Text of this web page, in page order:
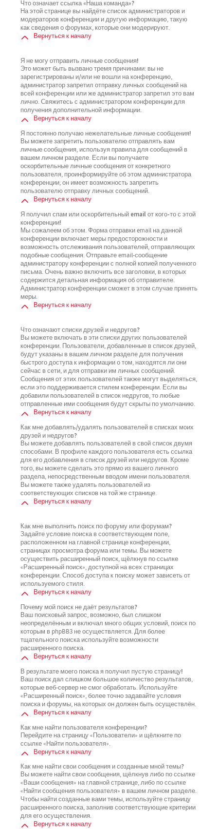
Что означает ссылка «Наша команда»?
На этой странице вы найдёте список администраторов и
модераторов конференции и другую информацию, такую
как сведения о форумах, которые они модерируют.
Вернуться к началу
Я не могу отправить личные сообщения!
Это может быть вызвано тремя причинами: вы не
зарегистрированы и/или не вошли на конференцию,
администратор запретил отправку личных сообщений на
всей конференции или же администратор запретил это вам
лично. Свяжитесь с администратором конференции для
получения дополнительной информации.
Вернуться к началу
Я постоянно получаю нежелательные личные сообщения!
Вы можете запретить пользователю отправлять вам
личные сообщения, используя правила для сообщений в
вашем личном разделе. Если вы получаете
оскорбительные личные сообщения от конкретного
пользователя, проинформируйте об этом администратора
конференции; он имеет возможность запретить
пользователю отправку личных сообщений.
Вернуться к началу
Я получил спам или оскорбительный email от кого-то с этой
конференции!
Мы сожалеем об этом. Форма отправки email на данной
конференции включает меры предосторожности и
возможность отслеживания пользователей, отправляющих
подобные сообщения. Отправьте email-сообщение
администратору конференции с полной копией полученного
письма. Очень важно включить все заголовки, в которых
содержится детальная информация об отправителе.
Администратор конференции сможет в этом случае принять
меры.
Вернуться к началу
Что означают списки друзей и недругов?
Вы можете включать в эти списки других пользователей
конференции. Пользователи, добавленные в список друзей,
будут указаны в вашем личном разделе для получения
быстрого доступа к информации о том, находятся ли они
сейчас в сети, и для отправки им личных сообщений.
Сообщения от этих пользователей также могут выделяться,
если это поддерживается стилем конференции. Если вы
добавили пользователей в список недругов, то любые
отправленные ими сообщения будут скрыты по умолчанию.
Вернуться к началу
Как мне добавлять/удалять пользователей в списках моих
друзей и недругов?
Вы можете добавлять пользователей в свой список двумя
способами. В профиле каждого пользователя есть ссылка
для его добавления в список друзей или недругов. Кроме
того, вы можете сделать это прямо из вашего личного
раздела, непосредственным вводом имени пользователя.
Вы можете также удалять пользователей из
соответствующих списков на той же странице.
Вернуться к началу
Как мне выполнить поиск по форуму или форумам?
Задайте условие поиска в соответствующем поле,
расположенном на главной странице конференции,
страницах просмотра форума или темы. Вы можете
осуществить расширенный поиск, щёлкнув по ссылке
«Расширенный поиск», доступной на всех страницах
конференции. Способ доступа к поиску может зависеть от
используемого стиля.
Вернуться к началу
Почему мой поиск не даёт результатов?
Ваш поисковый запрос, возможно, был слишком
неопределённым и включал много общих условий, поиск по
которым в phpBB3 не осуществляется. Для более
тщательного поиска используйте возможности
расширенного поиска.
Вернуться к началу
В результате моего поиска я получил пустую страницу!
Ваш поиск дал слишком большое количество результатов,
которые веб-сервер не смог обработать. Используйте
«Расширенный поиск», более точно задавайте условия
поиска и форумы, на которых он должен быть осуществлён.
Вернуться к началу
Как мне найти пользователя конференции?
Перейдите на страницу «Пользователи» и щёлкните по
ссылке «Найти пользователя».
Вернуться к началу
Как мне найти свои сообщения и созданные мной темы?
Вы можете найти свои сообщения, щёлкнув либо по ссылке
«Ваши сообщения» на главной странице, либо по ссылке
«Найти сообщения пользователя» в вашем личном разделе.
Чтобы найти созданные вами темы, используйте страницу
расширенного поиска, заполнив соответствующие критерии
для его осуществления.
Вернуться к началу